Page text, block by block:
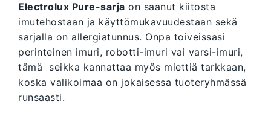
Electrolux Pure-sarja on saanut kiitosta
imutehostaan ja käyttömukavuudestaan sekä
sarjalla on allergiatunnus. Onpa toiveissasi
perinteinen imuri, robotti-imuri vai varsi-imuri,
tämä seikka kannattaa myös miettiä tarkkaan,
koska valikoimaa on jokaisessa tuoteryhmässä
runsaasti.